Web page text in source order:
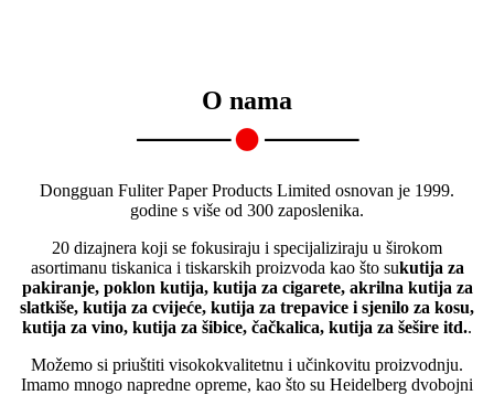
O nama
Dongguan Fuliter Paper Products Limited osnovan je 1999.
godine s više od 300 zaposlenika.
20 dizajnera koji se fokusiraju i specijaliziraju u širokom
asortimanu tiskanica i tiskarskih proizvoda kao što sukutija za
pakiranje, poklon kutija, kutija za cigarete, akrilna kutija za
slatkiše, kutija za cvijeće, kutija za trepavice i sjenilo za kosu,
kutija za vino, kutija za šibice, čačkalica, kutija za šešire itd..
Možemo si priuštiti visokokvalitetnu i učinkovitu proizvodnju.
Imamo mnogo napredne opreme, kao što su Heidelberg dvobojni